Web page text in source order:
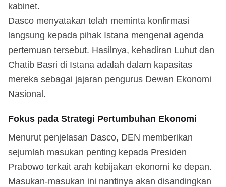
kabinet.
Dasco menyatakan telah meminta konfirmasi
langsung kepada pihak Istana mengenai agenda
pertemuan tersebut. Hasilnya, kehadiran Luhut dan
Chatib Basri di Istana adalah dalam kapasitas
mereka sebagai jajaran pengurus Dewan Ekonomi
Nasional.
Fokus pada Strategi Pertumbuhan Ekonomi
Menurut penjelasan Dasco, DEN memberikan
sejumlah masukan penting kepada Presiden
Prabowo terkait arah kebijakan ekonomi ke depan.
Masukan-masukan ini nantinya akan disandingkan